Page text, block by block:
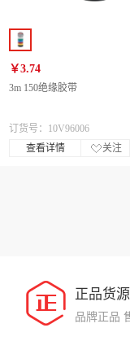
￥3.74
3m 150绝缘胶带
订货号：10V96006
查看详情
关注
正品货源
品牌正品